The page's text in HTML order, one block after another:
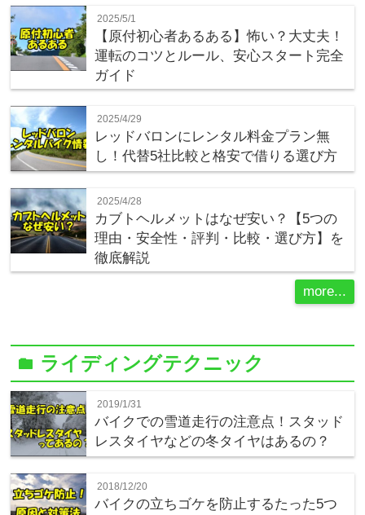
2025/5/1
【原付初心者あるある】怖い？大丈夫！
運転のコツとルール、安心スタート完全
ガイド
2025/4/29
レッドバロンにレンタル料金プラン無
し！代替5社比較と格安で借りる選び方
2025/4/28
カブトヘルメットはなぜ安い？【5つの
理由・安全性・評判・比較・選び方】を
徹底解説
more...
folder ライディングテクニック
2019/1/31
バイクでの雪道走行の注意点！スタッド
レスタイヤなどの冬タイヤはあるの？
2018/12/20
バイクの立ちゴケを防止するたった5つ